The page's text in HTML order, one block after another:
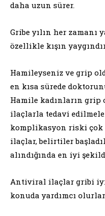
daha uzun sürer.
Gribe yılın her
özellikle kışın
Hamileyseniz ve grip
en kısa sürede
Hamile kadınların
ilaçlarla tedavi
komplikasyon riski
ilaçlar, belirtiler
alındığında en iyi
Antiviral ilaçlar gribi
konuda yardımcı